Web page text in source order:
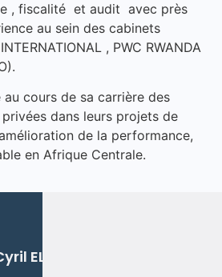
, fiscalité et audit avec près
au sein des cabinets
, PWC RWANDA
cours de sa carrière des
dans leurs projets de
de la performance,
en Afrique Centrale.
ELENDA